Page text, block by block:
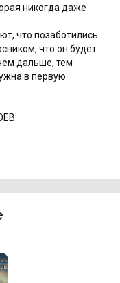
никогда даже
что позаботились
что он будет
дальше, тем
в первую